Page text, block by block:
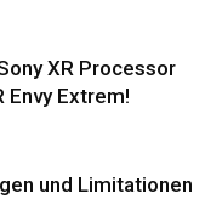
XR Processor
Envy Extrem!
und Limitationen